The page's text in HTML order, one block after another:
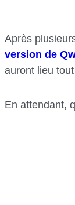
Après
version de
auront lieu
En attendant,